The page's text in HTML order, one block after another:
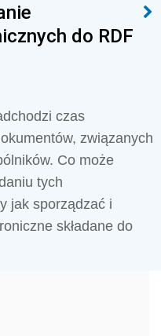
do RDF
czas
związanych
Co może
tych
jak sporządzać i
składane do